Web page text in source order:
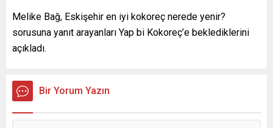
Melike Bağ, Eskişehir en iyi kokoreç nerede yenir?
sorusuna yanıt arayanları Yap bi Kokoreç’e beklediklerini
açıkladı.
Bir Yorum Yazın